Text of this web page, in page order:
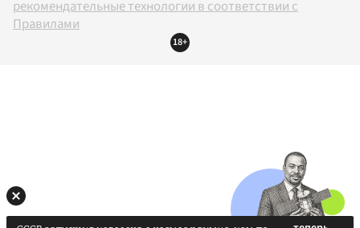
рекомендательные технологии в соответствии с
Правилами
18+